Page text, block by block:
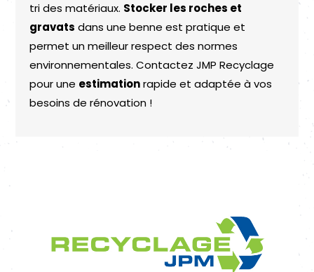
tri des matériaux. Stocker les roches et
gravats dans une benne est pratique et
permet un meilleur respect des normes
environnementales. Contactez JMP Recyclage
pour une estimationrapide et adaptée à vos
besoins de rénovation !